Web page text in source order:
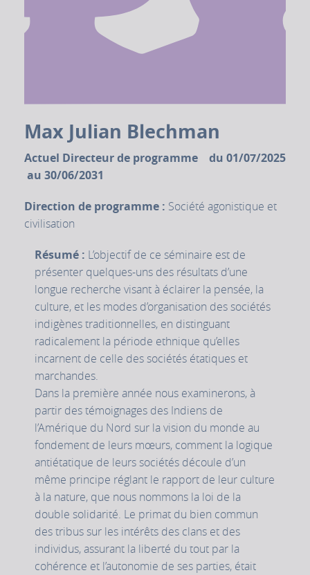
Max Julian Blechman
Actuel Directeur de programme du 01/07/2025
au 30/06/2031
Direction de programme : Société agonistique et
civilisation
Résumé : L’objectif de ce séminaire est de
présenter quelques-uns des résultats d’une
longue recherche visant à éclairer la pensée, la
culture, et les modes d’organisation des sociétés
indigènes traditionnelles, en distinguant
radicalement la période ethnique qu’elles
incarnent de celle des sociétés étatiques et
marchandes.
Dans la première année nous examinerons, à
partir des témoignages des Indiens de
l’Amérique du Nord sur la vision du monde au
fondement de leurs mœurs, comment la logique
antiétatique de leurs sociétés découle d’un
même principe réglant le rapport de leur culture
à la nature, que nous nommons la loi de la
double solidarité. Le primat du bien commun
des tribus sur les intérêts des clans et des
individus, assurant la liberté du tout par la
cohérence et l’autonomie de ses parties, était